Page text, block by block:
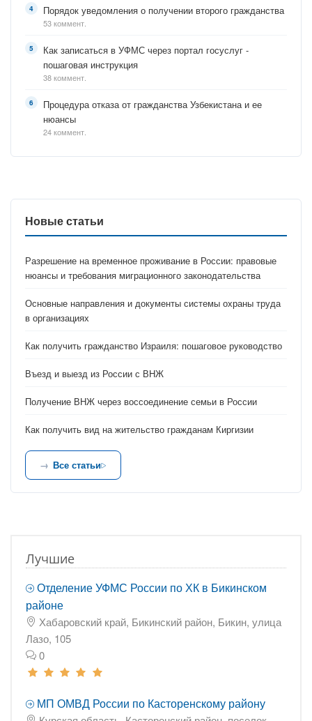
Порядок уведомления о получении второго гражданства
53 коммент.
Как записаться в УФМС через портал госуслуг -
пошаговая инструкция
38 коммент.
Процедура отказа от гражданства Узбекистана и ее
нюансы
24 коммент.
Новые статьи
Разрешение на временное проживание в России: правовые
нюансы и требования миграционного законодательства
Основные направления и документы системы охраны труда
в организациях
Как получить гражданство Израиля: пошаговое руководство
Въезд и выезд из России с ВНЖ
Получение ВНЖ через воссоединение семьи в России
Как получить вид на жительство гражданам Киргизии
Все статьи
Лучшие
Отделение УФМС России по ХК в Бикинском
районе
Хабаровский край, Бикинский район, Бикин, улица
Лазо, 105
0
МП ОМВД России по Касторенскому району